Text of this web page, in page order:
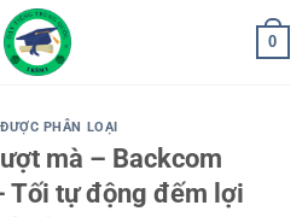
0
PHÂN LOẠI
mà – Backcom
Tối tự động đếm lợi